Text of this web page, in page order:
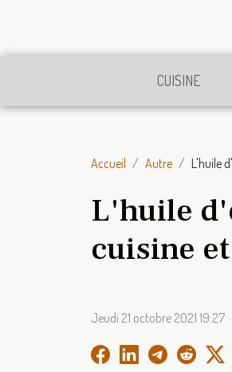
CUISINE
Accueil Autre L'huile
L'huile
cuisine
Jeudi 21 octobre 2021 19:27